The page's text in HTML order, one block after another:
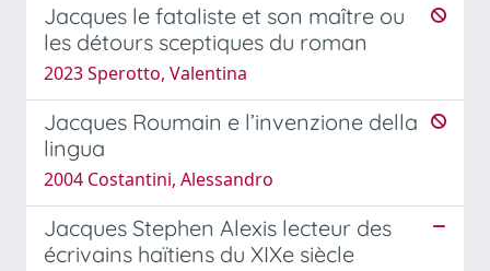
Jacques le fataliste et son maître ou
les détours sceptiques du roman
2023 Sperotto, Valentina
Jacques Roumain e l’invenzione della
lingua
2004 Costantini, Alessandro
Jacques Stephen Alexis lecteur des
écrivains haïtiens du XIXe siècle